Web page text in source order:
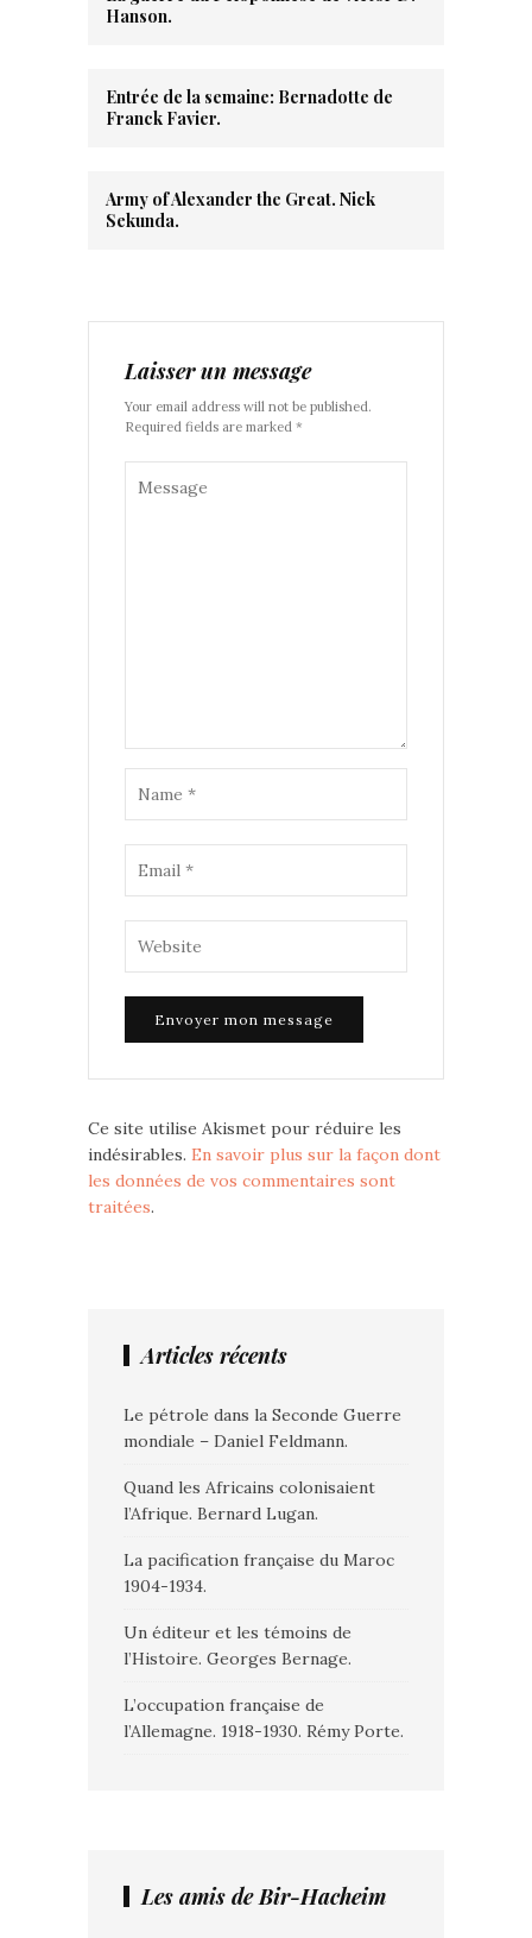
Hanson.
Entrée de la semaine: Bernadotte de
Franck Favier.
Army of Alexander the Great. Nick
Sekunda.
Laisser un message
Your email address will not be published.
Required fields are marked *
Ce site utilise Akismet pour réduire les
indésirables. En savoir plus sur la façon dont
les données de vos commentaires sont
traitées.
Articles récents
Le pétrole dans la Seconde Guerre
mondiale – Daniel Feldmann.
Quand les Africains colonisaient
l’Afrique. Bernard Lugan.
La pacification française du Maroc
1904-1934.
Un éditeur et les témoins de
l’Histoire. Georges Bernage.
L’occupation française de
l’Allemagne. 1918-1930. Rémy Porte.
Les amis de Bir-Hacheim